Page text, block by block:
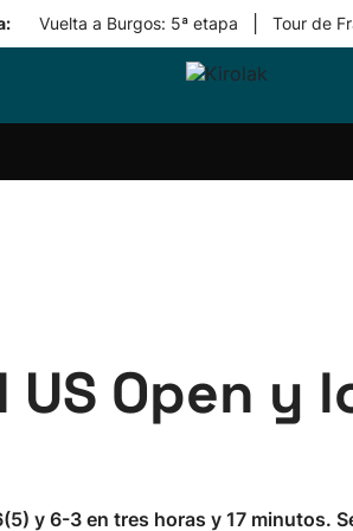
Vuelta a Burgos: 5ª etapa Tour de
Equipos
Open y
y 6-3 en tres horas y 17 minutos.